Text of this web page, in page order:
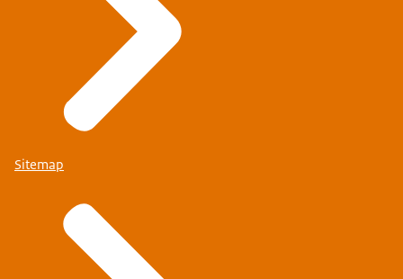
Sitemap